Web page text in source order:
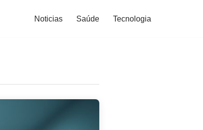
Noticias Saúde Tecnologia